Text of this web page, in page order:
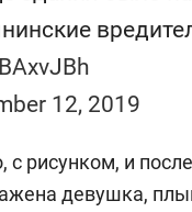
12, 2019
рисунком, и
девушка,